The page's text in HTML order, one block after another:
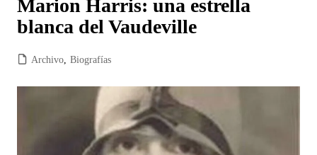
Marion Harris: una estrella
blanca del Vaudeville
Archivo, Biografías